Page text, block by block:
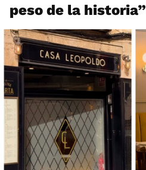
peso de la historia”